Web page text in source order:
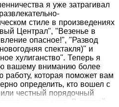
я уже затрагивал
стиле в произведениях
Централ", "Везенье в
опасное!", "Развод
спектакля)" и
хулиганство". Теперь я
вашему вниманию более
работу, которая поможет вам
определить, кто вошел с
честный порядочный
из трех глав. В первой